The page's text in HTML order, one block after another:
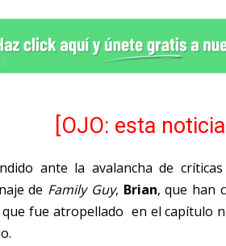
[OJO: esta
ante la avalancha de
de Family Guy, Brian, que han
fue atropellado en el capítulo